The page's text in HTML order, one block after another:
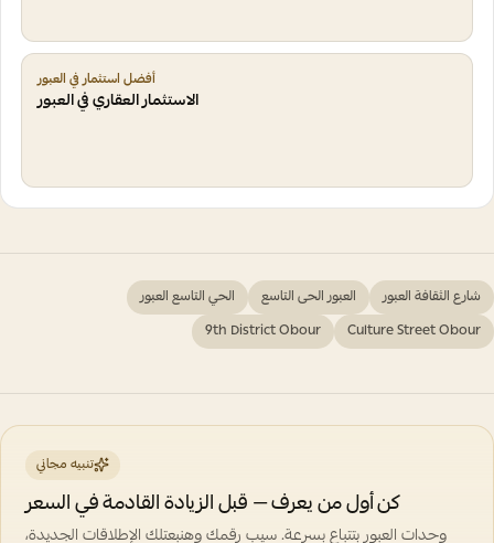
أفضل استثمار في العبور
الاستثمار العقاري في العبور
شارع الثقافة العبور العبور الحى التاسع
الحي التاسع العبور
Culture Street Obour
9th District Obour
تنبيه مجاني
كن أول من يعرف — قبل الزيادة القادمة في السعر
وحدات العبور بتتباع بسرعة. سيب رقمك وهنبعتلك الإطلاقات الجديدة،